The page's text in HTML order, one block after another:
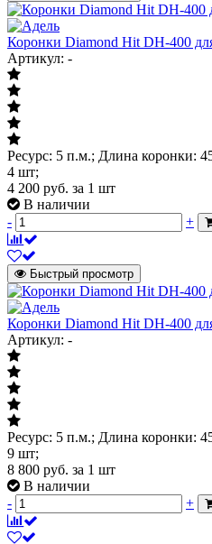
Коронки Diamond Hit DH-400
Артикул: -
Ресурс: 5 п.м.; Длина коронки:
4 шт;
4 200 руб. за 1 шт
В наличии
-
+
Быстрый просмотр
Коронки Diamond Hit DH-400
Артикул: -
Ресурс: 5 п.м.; Длина коронки:
9 шт;
8 800 руб. за 1 шт
В наличии
-
+